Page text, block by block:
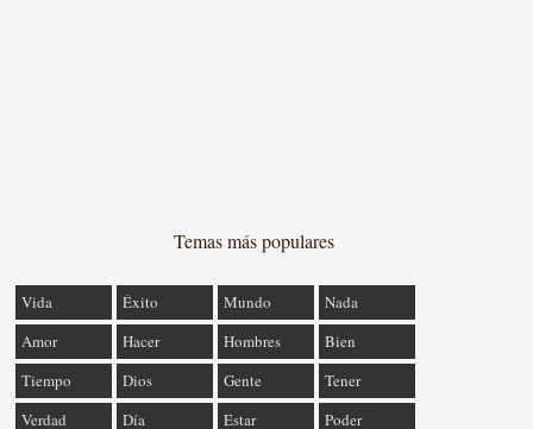
Temas más populares
Vida Éxito Mundo
Nada
Amor
Hacer Hombres
Bien
Tiempo
Dios Gente
Tener
Verdad
Día Estar Poder